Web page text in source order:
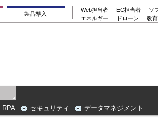
製品導入
Web担当者 EC担当者
ソ
エネルギー
ドローン 教
RPA セキュリティ データマネジメント